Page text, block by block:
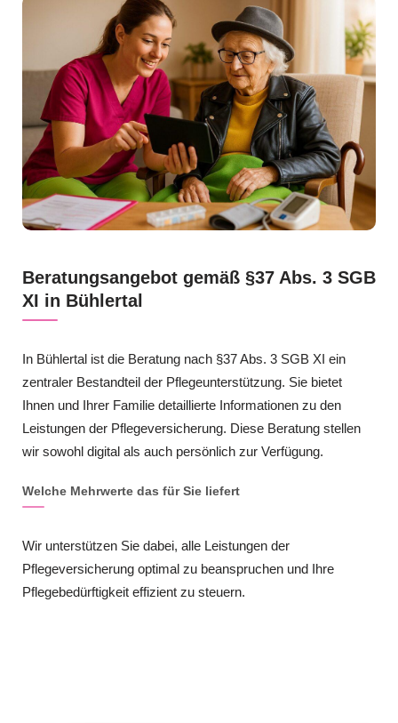
Beratungsangebot gemäß §37 Abs. 3 SGB
XI in Bühlertal
In Bühlertal ist die Beratung nach §37 Abs. 3 SGB XI ein
zentraler Bestandteil der Pflegeunterstützung. Sie bietet
Ihnen und Ihrer Familie detaillierte Informationen zu den
Leistungen der Pflegeversicherung. Diese Beratung stellen
wir sowohl digital als auch persönlich zur Verfügung.
Welche Mehrwerte das für Sie liefert
Wir unterstützen Sie dabei, alle Leistungen der
Pflegeversicherung optimal zu beanspruchen und Ihre
Pflegebedürftigkeit effizient zu steuern.